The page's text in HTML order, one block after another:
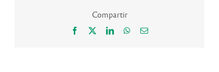
Compartir
Facebook LinkedInWhatsApp
Correo